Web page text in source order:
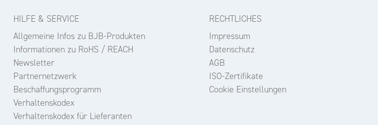
HILFE & SERVICE
Allgemeine Infos zu BJB-Produkten
Informationen zu RoHS / REACH
Newsletter
Partnernetzwerk
Beschaffungsprogramm
Verhaltenskodex
Verhaltenskodex für Lieferanten
RECHTLICHES
Impressum
Datenschutz
AGB
ISO-Zertifikate
Cookie Einstellungen